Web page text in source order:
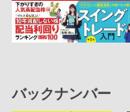
バックナンバー